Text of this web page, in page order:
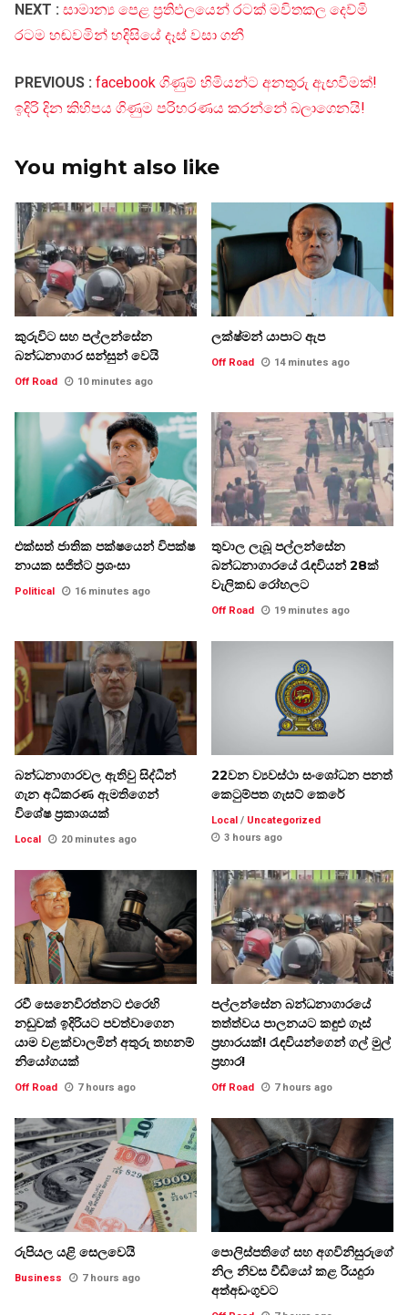
NEXT : සාමාන්‍ය පෙළ ප්‍රතිඵලයෙන් රටක් මවිතකල දෙව්මි
රටම හඬවමින් හදිසියේ දෑස් වසා ගනී
PREVIOUS : facebook ගිණුම් හිමියන්ට අනතුරු ඇඟවීමක්!
ඉදිරි දින කිහිපය ගිණුම පරිහරණය කරන්නේ බලාගෙනයි!
You might also like
කුරුවිට සහ පල්ලන්සේන
බන්ධනාගාර සන්සුන් වෙයි
Off Road 10 minutes ago
ලක්ෂ්මන් යාපාට ඇප
Off Road 14 minutes ago
එක්සත් ජාතික පක්ෂයෙන් විපක්ෂ
නායක සජිත්ට ප්‍රශංසා
Political 16 minutes ago
තුවාල ලැබූ පල්ලන්සේන
බන්ධනාගාරයේ රැඳවියන් 28ක්
වැලිකඩ රෝහලට
Off Road 19 minutes ago
බන්ධනාගාරවල ඇතිවු සිද්ධීන්
ගැන අධිකරණ ඇමතිගෙන්
විශේෂ ප්‍රකාශයක්
Local 20 minutes ago
22වන ව්‍යවස්ථා සංශෝධන පනත්
කෙටුම්පත ගැසට් කෙරේ
Local / Uncategorized
3 hours ago
රවී සෙනෙවිරත්නට එරෙහි
නඩුවක් ඉදිරියට පවත්වාගෙන
යාම වළක්වාලමින් අතුරු තහනම්
නියෝගයක්
Off Road 7 hours ago
පල්ලන්සේන බන්ධනාගාරයේ
තත්ත්වය පාලනයට කඳුළු ගෑස්
ප්‍රහාරයක්! රැඳවියන්ගෙන් ගල් මුල්
ප්‍රහාර!
Off Road 7 hours ago
රුපියල යළි සෙලවෙයි
Business 7 hours ago
පොලිස්පතිගේ සහ අගවිනිසුරුගේ
නිල නිවස වීඩියෝ කළ රියදුරා
අත්අඩංගුවට